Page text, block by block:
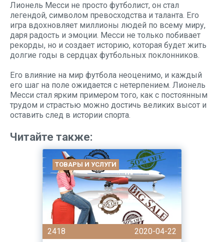
Лионель Месси не просто футболист, он стал
легендой, символом превосходства и таланта. Его
игра вдохновляет миллионы людей по всему миру,
даря радость и эмоции. Месси не только побивает
рекорды, но и создает историю, которая будет жить
долгие годы в сердцах футбольных поклонников.
Его влияние на мир футбола неоценимо, и каждый
его шаг на поле ожидается с нетерпением. Лионель
Месси стал ярким примером того, как с постоянным
трудом и страстью можно достичь великих высот и
оставить след в истории спорта.
Читайте также:
ТОВАРЫ И УСЛУГИ
2418 2020-04-22